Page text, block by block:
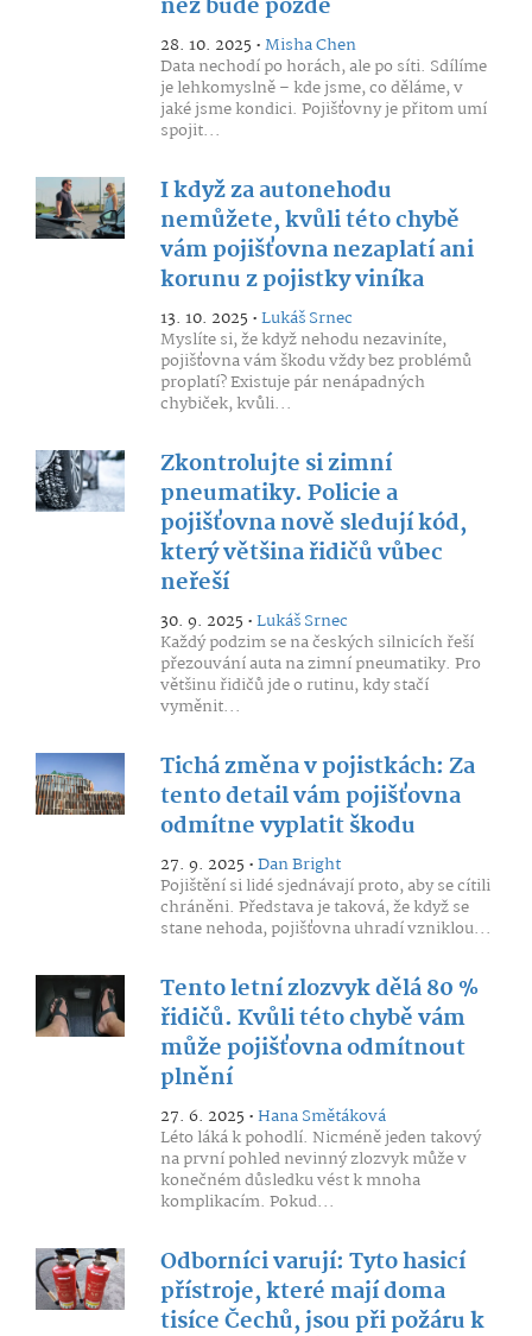
než bude pozdě
28. 10. 2025 •Misha Chen
Data nechodí po horách, ale po síti. Sdílíme
je lehkomyslně – kde jsme, co děláme, v
jaké jsme kondici. Pojišťovny je přitom umí
spojit...
I když za autonehodu
nemůžete, kvůli této chybě
vám pojišťovna nezaplatí ani
korunu z pojistky viníka
13. 10. 2025 •Lukáš Srnec
Myslíte si, že když nehodu nezaviníte,
pojišťovna vám škodu vždy bez problémů
proplatí? Existuje pár nenápadných
chybiček, kvůli...
Zkontrolujte si zimní
pneumatiky. Policie a
pojišťovna nově sledují kód,
který většina řidičů vůbec
neřeší
30. 9. 2025 •Lukáš Srnec
Každý podzim se na českých silnicích řeší
přezouvání auta na zimní pneumatiky. Pro
většinu řidičů jde o rutinu, kdy stačí
vyměnit...
Tichá změna v pojistkách: Za
tento detail vám pojišťovna
odmítne vyplatit škodu
27. 9. 2025 •Dan Bright
Pojištění si lidé sjednávají proto, aby se cítili
chráněni. Představa je taková, že když se
stane nehoda, pojišťovna uhradí vzniklou...
Tento letní zlozvyk dělá 80 %
řidičů. Kvůli této chybě vám
může pojišťovna odmítnout
plnění
27. 6. 2025 •Hana Smětáková
Léto láká k pohodlí. Nicméně jeden takový
na první pohled nevinný zlozvyk může v
konečném důsledku vést k mnoha
komplikacím. Pokud...
Odborníci varují: Tyto hasicí
přístroje, které mají doma
tisíce Čechů, jsou při požáru k